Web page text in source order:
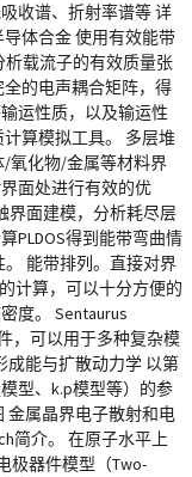
收谱、折射率谱等 详
体合金 使用有效能带
析载流子的有效质量张
的电声耦合矩阵，得
运性质，以及输运性
算模拟工具。 多层堆
/氧化物/金属等材料界
面处进行有效的优
界面建模，分析耗尽层
PLDOS得到能带弯曲情
能带排列。直接对界
计算，可以十分方便的
度。 Sentaurus
，可以用于多种复杂模
能与扩散动力学 以第
型、k.p模型等）的参
金属晶界电子散射和电
简介。 在原子水平上
极器件模型（Two-